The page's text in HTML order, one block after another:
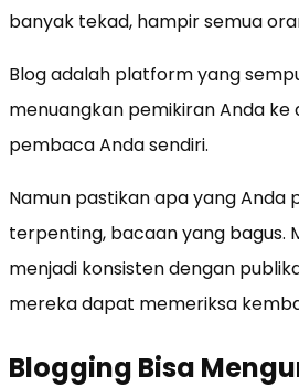
banyak tekad, hampir semua
Blog adalah platform yang
menuangkan pemikiran Anda
pembaca Anda sendiri.
Namun pastikan apa yang Anda
terpenting, bacaan yang bagus.
menjadi konsisten dengan
mereka dapat memeriksa
Blogging Bisa